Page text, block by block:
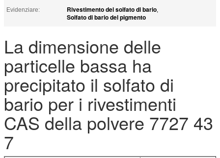
Evidenziare:
Rivestimento del solfato di bario,
Solfato di bario del pigmento
La dimensione delle
particelle bassa ha
precipitato il solfato di
bario per i rivestimenti
CAS della polvere 7727 43
7